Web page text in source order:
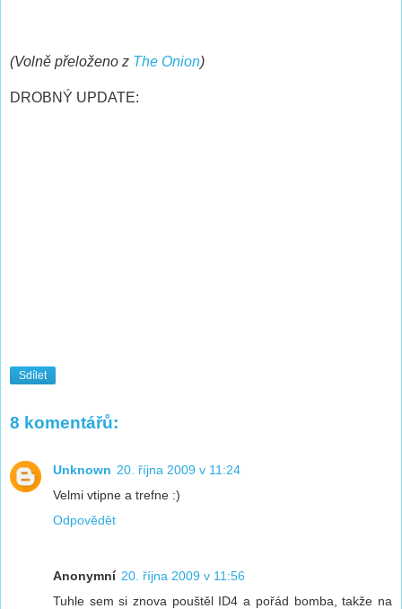
(Volně přeloženo z The Onion)
DROBNÝ UPDATE:
Sdílet
8 komentářů:
Unknown 20. října 2009 v 11:24
Velmi vtipne a trefne :)
Odpovědět
Anonymní 20. října 2009 v 11:56
Tuhle sem si znova pouštěl ID4 a pořád bomba, takže na